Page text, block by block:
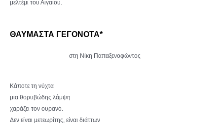
μελτέμι του Αιγαίου.
ΘΑΥΜΑΣΤΑ ΓΕΓΟΝΟΤΑ*
στη Νίκη Παπαξενοφώντος
Κάποτε τη νύχτα
μια θορυβώδης λάμψη
χαράζει τον ουρανό.
Δεν είναι μετεωρίτης, είναι διάττων